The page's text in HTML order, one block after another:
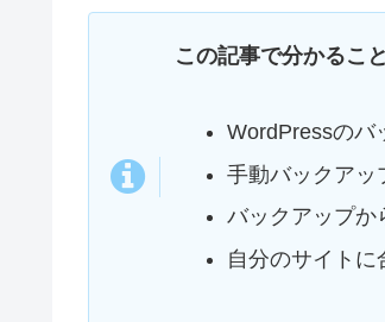
この記事で分かること
WordPressのバ
手動バックアッ
バックアップか
自分のサイト